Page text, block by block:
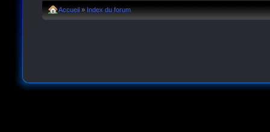
Accueil » Index du forum